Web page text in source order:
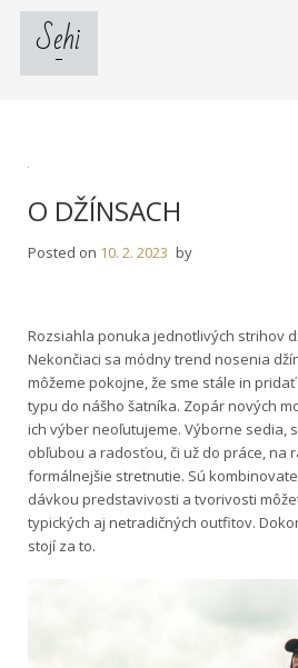
Skip
Sehi
O DŽÍNSACH
Posted on 10. 2. 2023 by
Rozsiahla ponuka jednotlivých strihov
Nekončiaci sa módny trend nosenia
môžeme pokojne, že sme stále in
typu do nášho šatníka. Zopár nových
ich výber neoľutujeme. Výborne sedia,
obľubou a radosťou, či už do práce, na
formálnejšie stretnutie. Sú
dávkou predstavivosti a tvorivosti
typických aj netradičných outfitov.
stojí za to.